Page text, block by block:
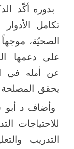
بدوره أكّد
تكامل
الصحيّة،
على دعمها
عن أمله في
يحقق المصلحة
وأضاف د أبو
للاحتياجات
التدريب